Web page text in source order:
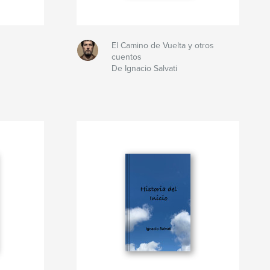
El Camino de Vuelta y otros
cuentos
De Ignacio Salvati